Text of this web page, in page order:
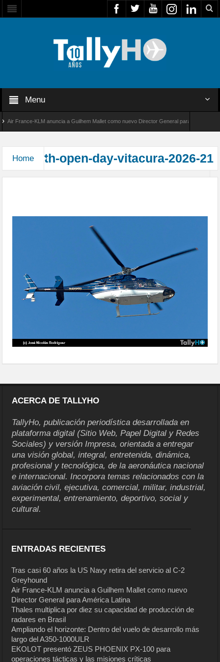
Menu
France-KLM anuncia a Guilhem Mallet como nuevo Director General para América Latina
Home th-open-day-vitacura-2026-21
ACERCA DE TALLYHO
TallyHo, publicación periodística desarrollada en
plataforma digital (Sitio Web, Papel Digital y Redes
Sociales) y versión Impresa, orientada a entregar
una visión global, integral, entretenida, dinámica,
profesional y tecnológica, de la aeronáutica nacional
e internacional. Incorpora temas relacionados con la
aviación civil, ejecutiva, comercial, militar, industrial,
experimental, entrenamiento, deportivo, social y
cultural.
ENTRADAS RECIENTES
Tras casi 60 años la US Navy retira del servicio al C-2
Greyhound
Air France-KLM anuncia a Guilhem Mallet como nuevo
Director General para América Latina
Thales multiplica por diez su capacidad de producción de
radares en Brasil
Ampliando el horizonte: Dentro del vuelo de desarrollo más
largo del A350-1000ULR
EKOLOT presentó ZEUS PHOENIX PX-100 para
operaciones tácticas y las misiones críticas